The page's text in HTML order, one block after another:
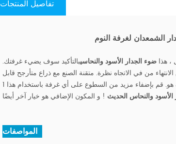
تفاصيل المنتجات
الشمعدان لغرفة النوم
هذا ضوء الجدار الأسود والنحاسيبالتأكيد سوف يضيء غرفتك.
من في الاتجاه نظرة. متقنة الصنع مع ذراع متأرجح قابل
الأسود والنحاس الحديث
المواصفات :